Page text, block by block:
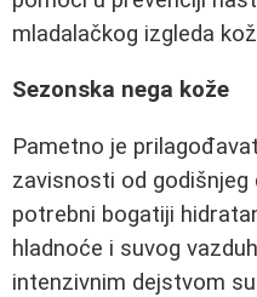
mladalačkog izgleda
Sezonska nega kože
Pametno je
zavisnosti od godišnjeg
potrebni bogatiji
hladnoće i suvog
intenzivnim dejstvom